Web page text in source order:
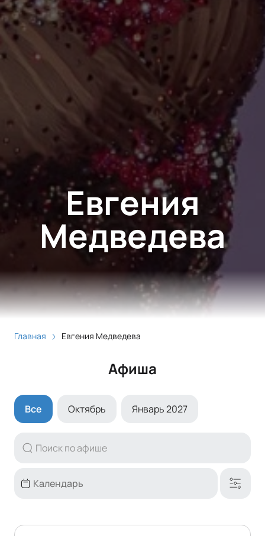
Евгения
Медведева
Главная Евгения Медведева
Афиша
Все Октябрь Январь 2027